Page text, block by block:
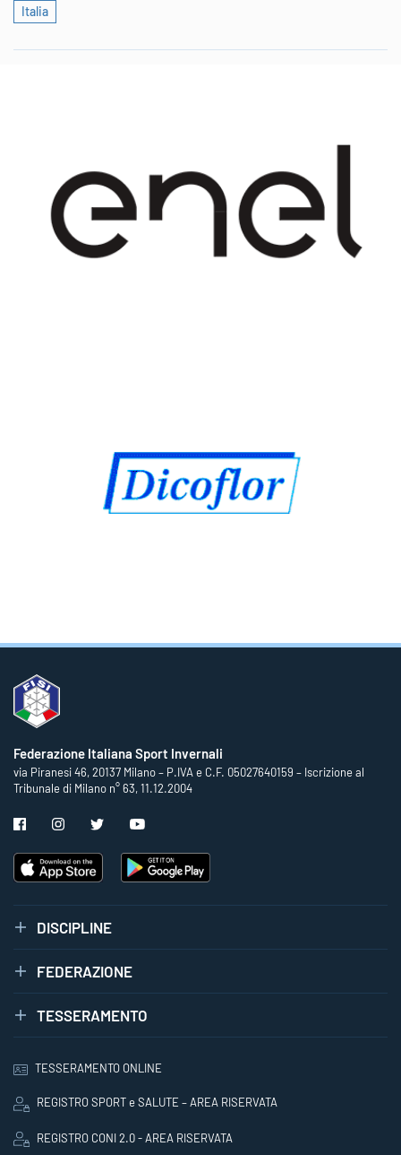
Italia
Federazione Italiana Sport Invernali
via Piranesi 46, 20137 Milano – P.IVA e C.F. 05027640159 – Iscrizione al
Tribunale di Milano n° 63, 11.12.2004
DISCIPLINE
FEDERAZIONE
TESSERAMENTO
TESSERAMENTO ONLINE
REGISTRO SPORT e SALUTE – AREA RISERVATA
REGISTRO CONI 2.0 - AREA RISERVATA